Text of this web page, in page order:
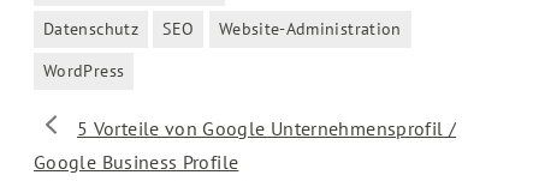
Datenschutz SEO
Website-Administration
WordPress
5 Vorteile von Google Unternehmensprofil /
Google Business Profile